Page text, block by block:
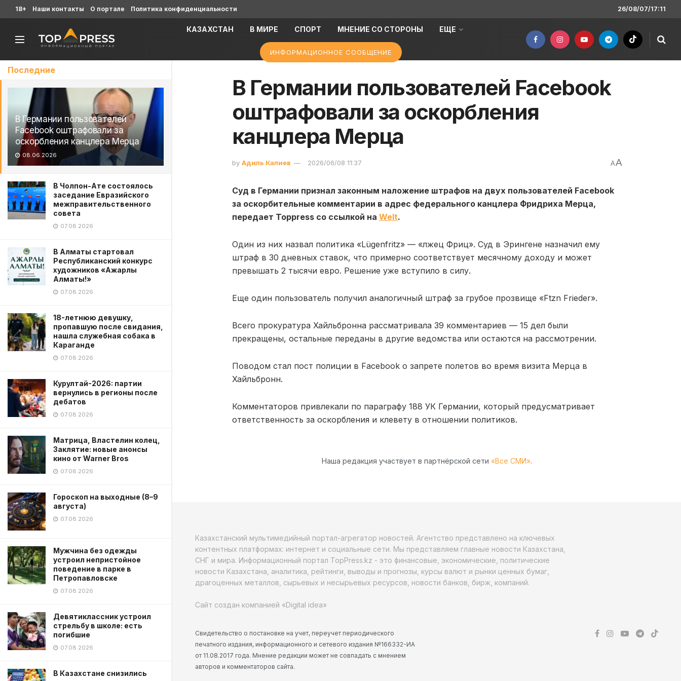
Последние
В Германии пользователей
Facebook оштрафовали за
оскорбления канцлера Мерца
08.06.2026
В Чолпон-Ате состоялось
заседание Евразийского
межправительственного
совета
07.08.2026
В Алматы стартовал
Республиканский конкурс
художников «Ажарлы
Алматы!»
07.08.2026
18-летнюю девушку,
пропавшую после свидания,
нашла служебная собака в
Караганде
07.08.2026
Курултай-2026: партии
вернулись в регионы после
дебатов
07.08.2026
Матрица, Властелин колец,
Заклятие: новые анонсы
кино от Warner Bros
07.08.2026
Гороскоп на выходные (8–9
августа)
07.08.2026
Мужчина без одежды
устроил непристойное
поведение в парке в
Петропавловске
07.08.2026
Девятиклассник устроил
стрельбу в школе: есть
погибшие
07.08.2026
В Казахстане снизились
18+ Наши контакты О портале Политика конфиденциальности 26/08/07/17:11
КАЗАХСТАН В МИРЕ СПОРТ МНЕНИЕ СО СТОРОНЫ ЕЩЕ
ИНФОРМАЦИОННОЕ СООБЩЕНИЕ
В Германии пользователей Facebook
оштрафовали за оскорбления
канцлера Мерца
by Адиль Калиев 2026/06/08 11:37 AA
Суд в Германии признал законным наложение штрафов на двух пользователей Facebook
за оскорбительные комментарии в адрес федерального канцлера Фридриха Мерца,
передает Toppress со ссылкой на Welt.
Один из них назвал политика «Lügenfritz» — «лжец Фриц». Суд в Эрингене назначил ему
штраф в 30 дневных ставок, что примерно соответствует месячному доходу и может
превышать 2 тысячи евро. Решение уже вступило в силу.
Еще один пользователь получил аналогичный штраф за грубое прозвище «Ftzn Frieder».
Всего прокуратура Хайльбронна рассматривала 39 комментариев — 15 дел были
прекращены, остальные переданы в другие ведомства или остаются на рассмотрении.
Поводом стал пост полиции в Facebook о запрете полетов во время визита Мерца в
Хайльбронн.
Комментаторов привлекали по параграфу 188 УК Германии, который предусматривает
ответственность за оскорбления и клевету в отношении политиков.
Наша редакция участвует в партнёрской сети «Все СМИ».
Казахстанский мультимедийный портал-агрегатор новостей. Агентство представлено на ключевых
контентных платформах: интернет и социальные сети. Мы представляем главные новости Казахстана,
СНГ и мира. Информационный портал TopPress.kz - это финансовые, экономические, политические
новости Казахстана, аналитика, рейтинги, выводы и прогнозы, курсы валют и рынки ценных бумаг,
драгоценных металлов, сырьевых и несырьевых ресурсов, новости банков, бирж, компаний.
Сайт создан компанией «Digital idea»
Свидетельство о постановке на учет, переучет периодического
печатного издания, информационного и сетевого издания №166332-ИА
от 11.08.2017 года. Мнение редакции может не совпадать с мнением
авторов и комментаторов сайта.